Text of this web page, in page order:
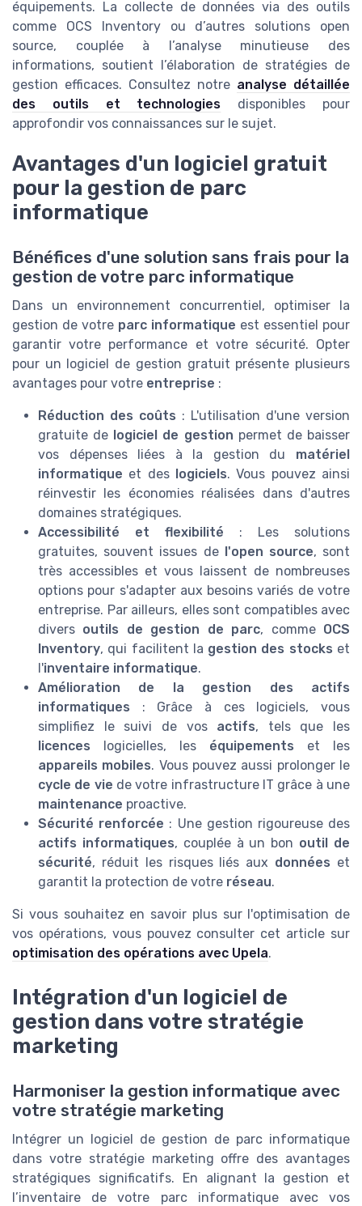
équipements. La collecte de données via des outils
comme OCS Inventory ou d’autres solutions open
source, couplée à l’analyse minutieuse des
informations, soutient l’élaboration de stratégies de
gestion efficaces. Consultez notre analyse détaillée
des outils et technologies disponibles pour
approfondir vos connaissances sur le sujet.
Avantages d'un logiciel gratuit
pour la gestion de parc
informatique
Bénéfices d'une solution sans frais pour la
gestion de votre parc informatique
Dans un environnement concurrentiel, optimiser la
gestion de votre parc informatique est essentiel pour
garantir votre performance et votre sécurité. Opter
pour un logiciel de gestion gratuit présente plusieurs
avantages pour votre entreprise :
Réduction des coûts : L'utilisation d'une version
gratuite de logiciel de gestion permet de baisser
vos dépenses liées à la gestion du matériel
informatique et des logiciels. Vous pouvez ainsi
réinvestir les économies réalisées dans d'autres
domaines stratégiques.
Accessibilité et flexibilité : Les solutions
gratuites, souvent issues de l'open source, sont
très accessibles et vous laissent de nombreuses
options pour s'adapter aux besoins variés de votre
entreprise. Par ailleurs, elles sont compatibles avec
divers outils de gestion de parc, comme OCS
Inventory, qui facilitent la gestion des stocks et
l'inventaire informatique.
Amélioration de la gestion des actifs
informatiques : Grâce à ces logiciels, vous
simplifiez le suivi de vos actifs, tels que les
licences logicielles, les équipements et les
appareils mobiles. Vous pouvez aussi prolonger le
cycle de vie de votre infrastructure IT grâce à une
maintenance proactive.
Sécurité renforcée : Une gestion rigoureuse des
actifs informatiques, couplée à un bon outil de
sécurité, réduit les risques liés aux données et
garantit la protection de votre réseau.
Si vous souhaitez en savoir plus sur l'optimisation de
vos opérations, vous pouvez consulter cet article sur
optimisation des opérations avec Upela.
Intégration d'un logiciel de
gestion dans votre stratégie
marketing
Harmoniser la gestion informatique avec
votre stratégie marketing
Intégrer un logiciel de gestion de parc informatique
dans votre stratégie marketing offre des avantages
stratégiques significatifs. En alignant la gestion et
l’inventaire de votre parc informatique avec vos